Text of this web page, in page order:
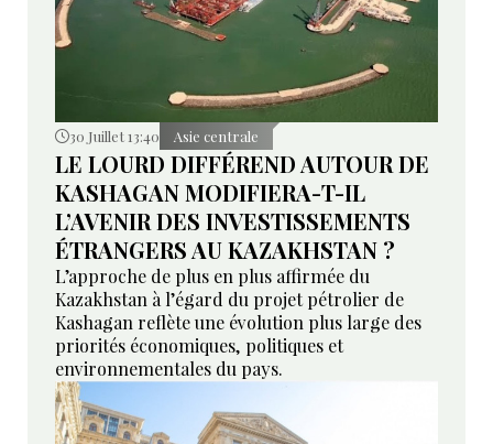
30 Juillet 13:40 Asie centrale
LE LOURD DIFFÉREND AUTOUR DE
KASHAGAN MODIFIERA-T-IL
L’AVENIR DES INVESTISSEMENTS
ÉTRANGERS AU KAZAKHSTAN ?
L’approche de plus en plus affirmée du
Kazakhstan à l’égard du projet pétrolier de
Kashagan reflète une évolution plus large des
priorités économiques, politiques et
environnementales du pays.